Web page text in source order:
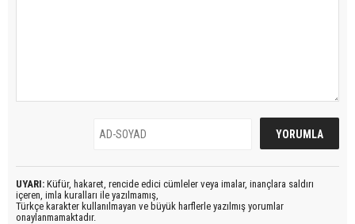
UYARI: Küfür, hakaret, rencide edici cümleler veya imalar, inançlara saldırı
içeren, imla kuralları ile yazılmamış,
Türkçe karakter kullanılmayan ve büyük harflerle yazılmış yorumlar
onaylanmamaktadır.